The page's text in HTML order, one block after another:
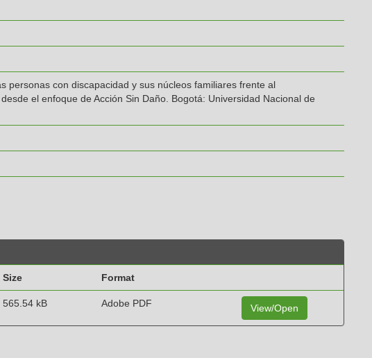
personas con discapacidad y sus núcleos familiares frente al
el enfoque de Acción Sin Daño. Bogotá: Universidad Nacional de
Size Format
565.54 kB Adobe PDF View/Open